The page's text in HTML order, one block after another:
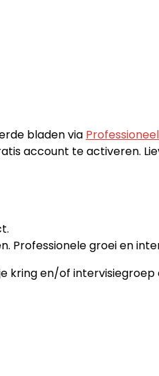
bladen via
account te activeren.
groei en
kring en/of